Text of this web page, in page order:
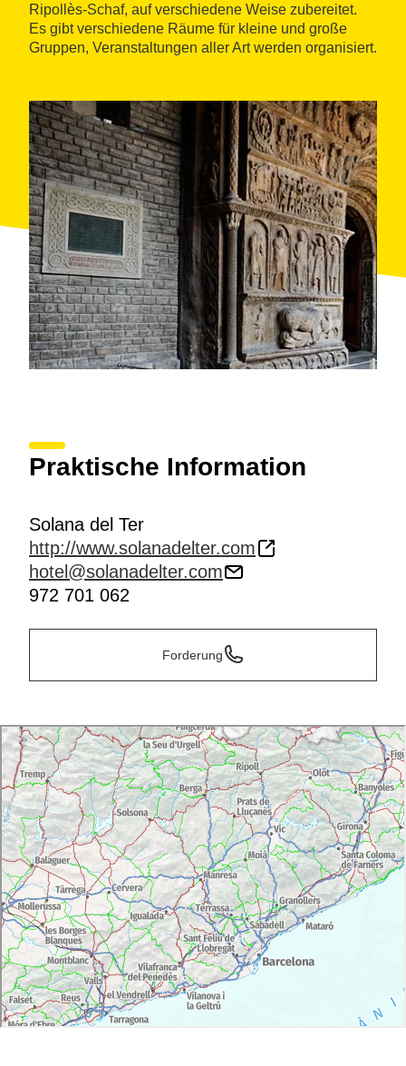
Ripollès-Schaf, auf verschiedene Weise zubereitet.
Es gibt verschiedene Räume für kleine und große
Gruppen, Veranstaltungen aller Art werden organisiert.
Praktische Information
Solana del Ter
http://www.solanadelter.com
hotel@solanadelter.com
972 701 062
Forderung